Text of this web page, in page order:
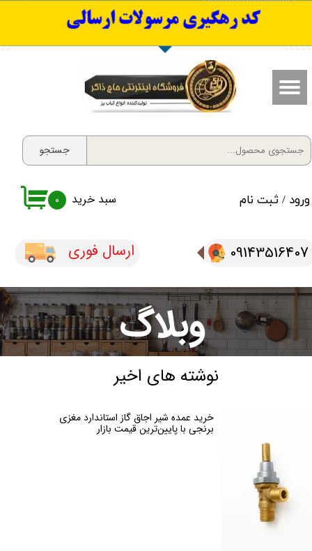
ورود / ثبت نام
حساب کاربری من
سفارشات
۰
جستجو
​کد رهگیری مرسولات ارسالی
09143516407​​​​​​​ ارسال فوری
سبد خرید
وبلاگ
نوشته های اخیر
خرید عمده شیر اجاق گاز استاندارد مغزی
برنجی با پایین‌ترین قیمت بازار